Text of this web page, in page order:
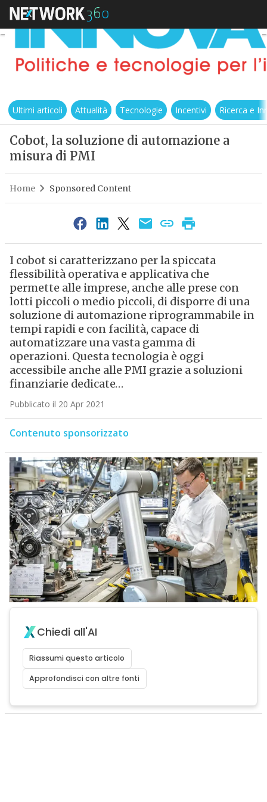
Ultimi articoli Attualità Tecnologie Incentivi Ricerca e
Cobot, la soluzione di automazione a
misura di PMI
Home Sponsored Content
I cobot si caratterizzano per la spiccata
flessibilità operativa e applicativa che
permette alle imprese, anche alle prese con
lotti piccoli o medio piccoli, di disporre di una
soluzione di automazione riprogrammabile in
tempi rapidi e con facilità, capace di
automatizzare una vasta gamma di
operazioni. Questa tecnologia è oggi
accessibile anche alle PMI grazie a soluzioni
finanziarie dedicate…
Pubblicato il 20 Apr 2021
Contenuto sponsorizzato
Chiedi all'AI
Riassumi questo articolo
Approfondisci con altre fonti